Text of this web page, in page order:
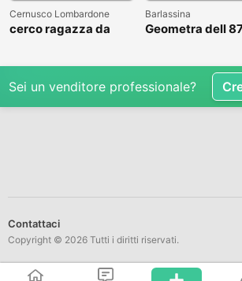
Cernusco Lombardone
cerco ragazza da
Barlassina
Geometra dell
Sei un venditore professionale?
Contattaci
Copyright © 2026 Tutti i diritti riservati.